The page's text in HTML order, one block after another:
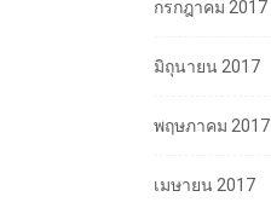
กรกฎาคม 2017
มิถุนายน 2017
พฤษภาคม 2017
เมษายน 2017